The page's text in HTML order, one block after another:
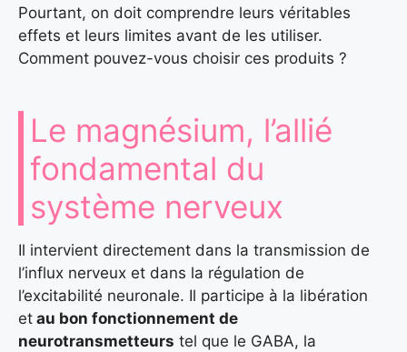
Pourtant, on doit comprendre leurs véritables
effets et leurs limites avant de les utiliser.
Comment pouvez-vous choisir ces produits ?
Le magnésium, l’allié
fondamental du
système nerveux
Il intervient directement dans la transmission de
l’influx nerveux et dans la régulation de
l’excitabilité neuronale. Il participe à la libération
et au bon fonctionnement de
neurotransmetteurs tel que le GABA, la